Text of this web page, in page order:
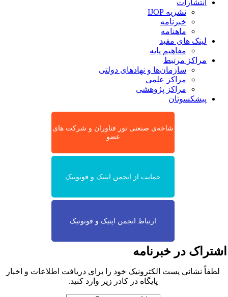
انتشارات
نشریه IJOP
خبرنامه
ماهنامه
لینک های مفید
مفاهیم پایه
مراکز مرتبط
سازمان‌ها و نهادهای دولتی
مراکز علمی
مراکز پژوهشی
پیشکسوتان
شاخه‌ی صنعتی نور فناوران و شرکت های
عضو
حمایت از انجمن اپتیک و فوتونیک
ارتباط انجمن اپتیک و فوتونیک
در خبرنامه
لطفاً نشانی پست الکترونیک خود را برای دریافت اطلاعات و اخبار
پایگاه در کادر زیر وارد کنید.